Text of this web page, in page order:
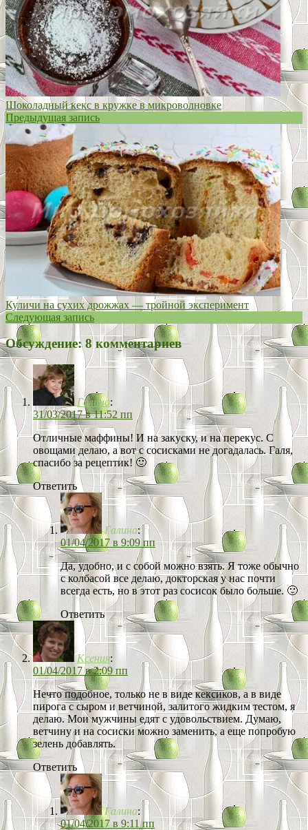
Шоколадный кекс в кружке в микроволновке
Предыдущая запись
Куличи на сухих дрожжах — тройной эксперимент
Следующая запись
Обсуждение: 8 комментариев
Галина:
31/03/2017 в 11:52 пп
Отличные маффины! И на закуску, и на перекус. С
овощами делаю, а вот с сосисками не догадалась. Галя,
спасибо за рецептик! 🙂
Ответить
Галина:
01/04/2017 в 9:09 пп
Да, удобно, и с собой можно взять. Я тоже обычно
с колбасой все делаю, докторская у нас почти
всегда есть, но в этот раз сосисок было больше. 🙂
Ответить
Ксения:
01/04/2017 в 2:09 пп
Нечто подобное, только не в виде кексиков, а в виде
пирога с сыром и ветчиной, залитого жидким тестом, я
делаю. Мои мужчины едят с удовольствием. Думаю,
ветчину и на сосиски можно заменить, а еще попробую
зелень добавлять.
Ответить
Галина:
01/04/2017 в 9:11 пп